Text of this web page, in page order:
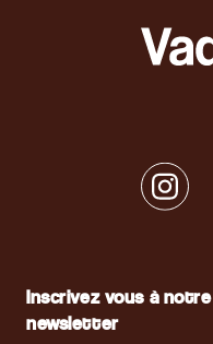
Inscrivez vous à notre
newsletter